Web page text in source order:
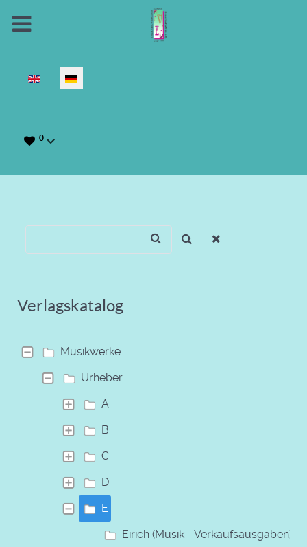
Sprache auswählen
0
Verlagskatalog
Musikwerke
Urheber
A
B
C
D
E
Eirich (Musik - Verkaufsausgaben)